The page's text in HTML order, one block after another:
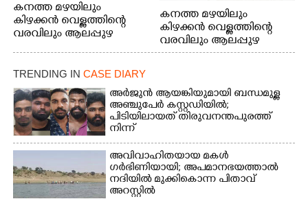
കനത്ത മഴയിലും
കിഴക്കൻ വെള്ളത്തിന്റെ
വരവിലും ആലപ്പുഴ
കയറിയതിനാൽ
വളർത്തുമൃഗങ്ങളെ
സുരക്ഷിത സ്ഥാനത്തേയ്ക്ക്
മാറ്റുന്നയാൾ
കനത്ത മഴയിലും
കിഴക്കൻ വെള്ളത്തിന്റെ
വരവിലും ആലപ്പുഴ
ആനപ്രമ്പാൽ പ്രദേശത്തെ
ആവശ്യസാധനങ്ങളുമായി
ദുരിതാശ്വാസ
ക്യാമ്പിലേക്ക് മാറുന്ന
TRENDING IN CASE DIARY
അർജുൻ ആയങ്കിയുമായി ബന്ധമുള്ള
അഞ്ചുപേർ കസ്റ്റഡിയിൽ;
പിടിയിലായത് തിരുവനന്തപുരത്ത്
നിന്ന്
അവിവാഹിതയായ മകൾ
ഗർഭിണിയായി; അപമാനഭയത്താൽ
നദിയിൽ മുക്കികൊന്ന പിതാവ്
അറസ്റ്റിൽ